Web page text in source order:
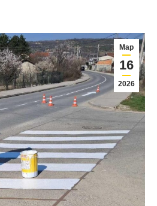
Мар
16
2026